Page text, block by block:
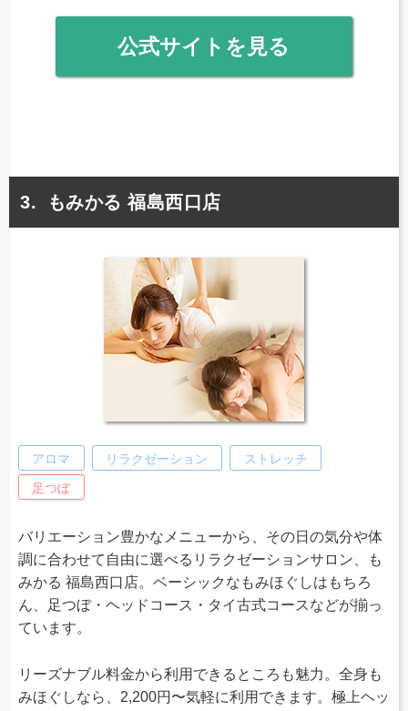
公式サイトを見る
もみかる 福島西口店
アロマ リラクゼーション ストレッチ
足つぼ
バリエーション豊かなメニューから、その日の気分や体
調に合わせて自由に選べるリラクゼーションサロン、も
みかる 福島西口店。ベーシックなもみほぐしはもちろ
ん、足つぼ・ヘッドコース・タイ古式コースなどが揃っ
ています。
リーズナブル料金から利用できるところも魅力。全身も
みほぐしなら、2,200円〜気軽に利用できます。極上ヘッ